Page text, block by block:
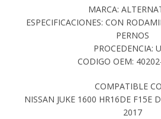
MARCA:
ESPECIFICACIONES: CON
PERNOS
PROCEDENCIA:
CODIGO OEM:
COMPATIBLE
NISSAN JUKE 1600 HR16DE F15E
2017